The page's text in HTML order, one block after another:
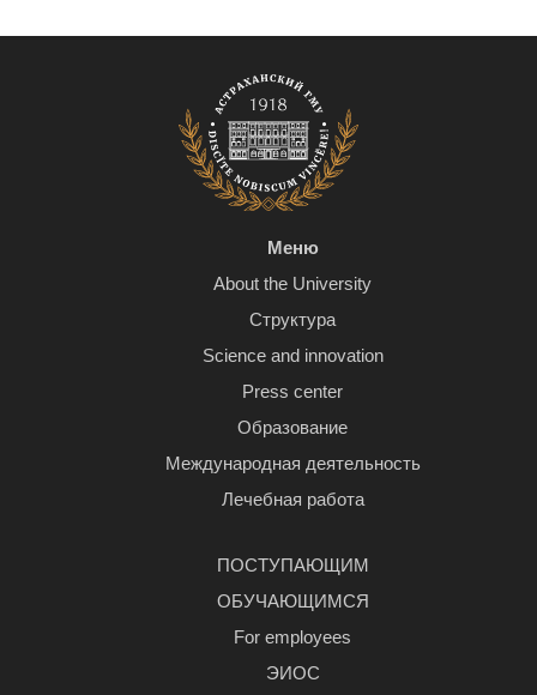
Меню
About the University
Структура
Science and innovation
Press center
Образование
Международная деятельность
Лечебная работа
ПОСТУПАЮЩИМ
ОБУЧАЮЩИМСЯ
For employees
ЭИОС